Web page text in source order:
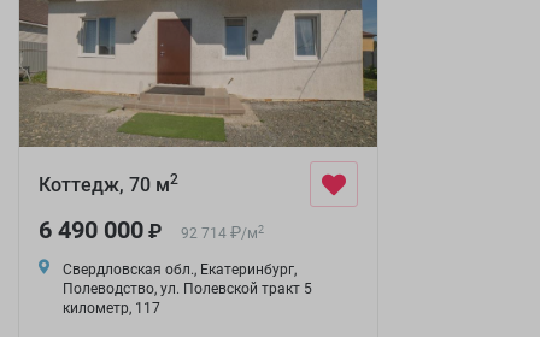
Коттедж, 70 м2
6 490 000 ₽ 92 714 ₽/м2
Свердловская обл., Екатеринбург,
Полеводство, ул. Полевской тракт 5
километр, 117